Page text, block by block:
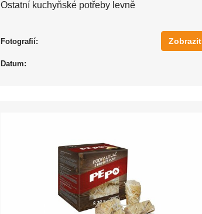
Ostatní kuchyňské potřeby levně
Fotografií:
Datum:
Zobrazit